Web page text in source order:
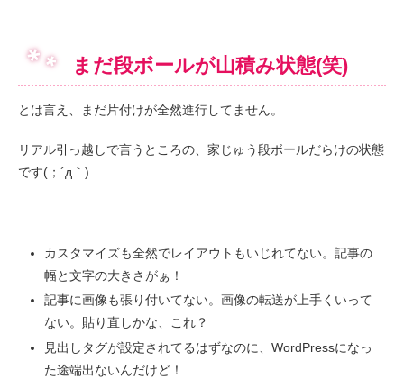
まだ段ボールが山積み状態(笑)
とは言え、まだ片付けが全然進行してません。
リアル引っ越しで言うところの、家じゅう段ボールだらけの状態
です(；´д｀)ゞ
カスタマイズも全然でレイアウトもいじれてない。記事の
幅と文字の大きさがぁ！
記事に画像も張り付いてない。画像の転送が上手くいって
ない。貼り直しかな、これ？
見出しタグが設定されてるはずなのに、WordPressになっ
た途端出ないんだけど！